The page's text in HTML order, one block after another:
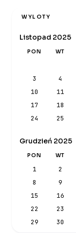
WYLOTY
Listopad 2025
PON WT
3
4
10
11
17
18
24
25
Grudzień 2025
PON WT
1 2
8
9
15
16
22
23
29
30